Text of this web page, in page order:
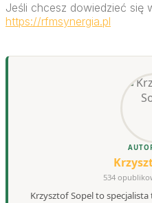
Jeśli chcesz dowiedzieć się
https://rfmsynergia.pl
534
Krzysztof Sopel to